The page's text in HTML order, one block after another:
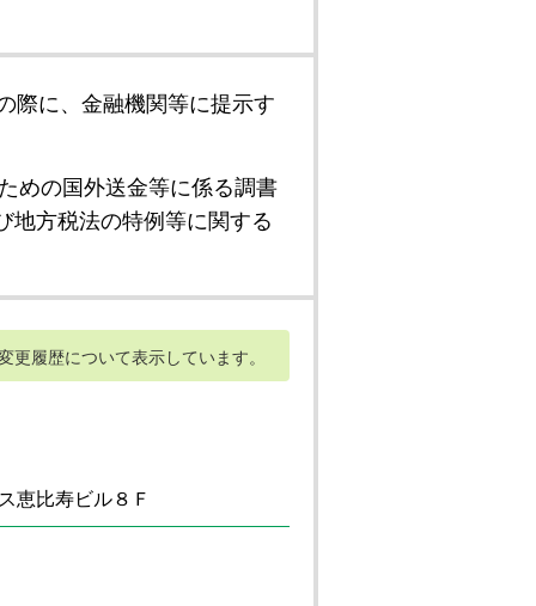
際に、金融機関等に提示す
めの国外送金等に係る調書
地方税法の特例等に関する
更履歴について表示しています。
恵比寿ビル８Ｆ